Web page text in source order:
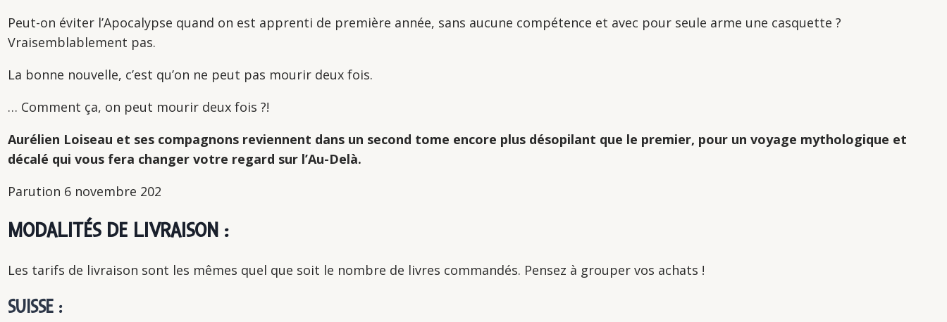
Peut-on éviter l’Apocalypse quand on est apprenti de première année, sans aucune compétence et avec pour seule arme une casquette ?
Vraisemblablement pas.
La bonne nouvelle, c’est qu’on ne peut pas mourir deux fois.
… Comment ça, on peut mourir deux fois ?!
Aurélien Loiseau et ses compagnons reviennent dans un second tome encore plus désopilant que le premier, pour un voyage mythologique et
décalé qui vous fera changer votre regard sur l’Au-Delà.
Parution 6 novembre 202
MODALITÉS DE LIVRAISON :
Les tarifs de livraison sont les mêmes quel que soit le nombre de livres commandés. Pensez à grouper vos achats !
SUISSE :